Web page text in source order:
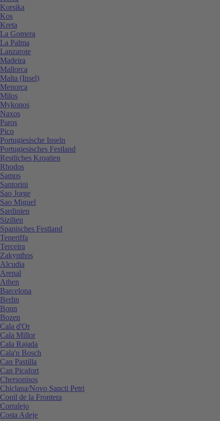
Korsika
Kos
Kreta
La Gomera
La Palma
Lanzarote
Madeira
Mallorca
Malta (Insel)
Menorca
Milos
Mykonos
Naxos
Paros
Pico
Portugiesische Inseln
Portugiesisches Festland
Restliches Kroatien
Rhodos
Samos
Santorini
Sao Jorge
Sao Miguel
Sardinien
Sizilien
Spanisches Festland
Teneriffa
Terceira
Zakynthos
Alcudia
Arenal
Athen
Barcelona
Berlin
Bonn
Bozen
Cala d'Or
Cala Millor
Cala Rajada
Cala'n Bosch
Can Pastilla
Can Picafort
Chersonisos
Chiclana/Novo Sancti Petri
Conil de la Frontera
Corralejo
Costa Adeje